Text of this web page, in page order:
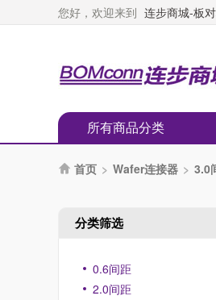
您好，欢迎来到 连步商城-板
所有商品分类
 首页 > Wafer连接器 > 3.0
分类筛选
0.6间距
2.0间距